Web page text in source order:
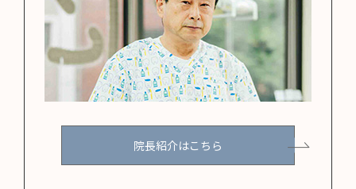
院長紹介はこちら